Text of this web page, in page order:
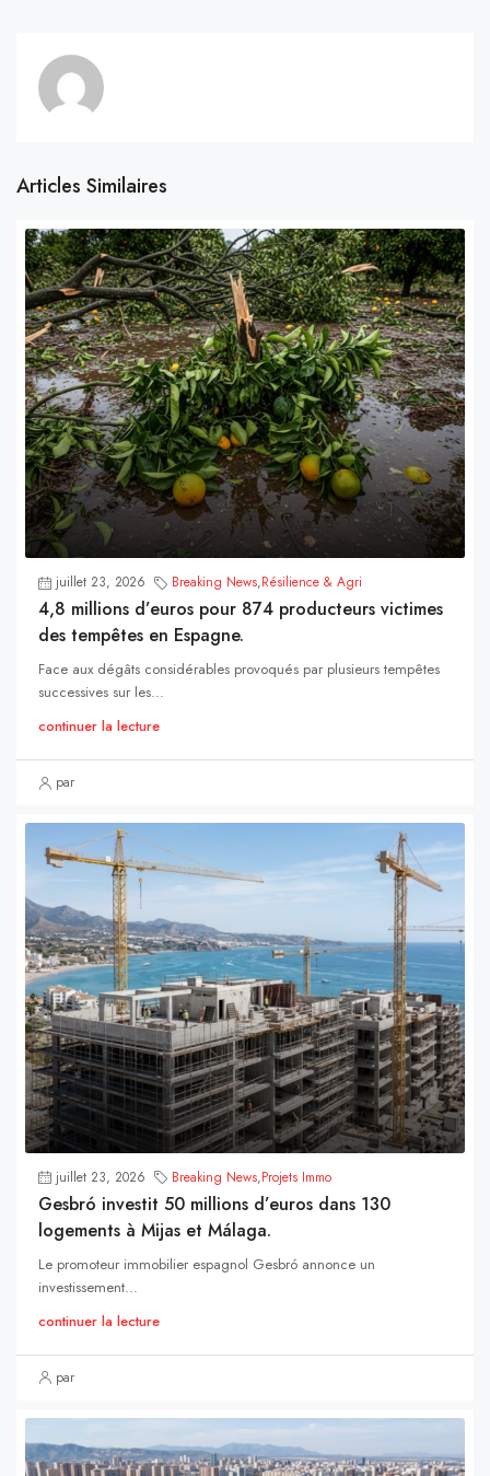
Articles Similaires
juillet 23, 2026 Breaking News,Résilience & Agri
4,8 millions d’euros pour 874 producteurs victimes
des tempêtes en Espagne.
Face aux dégâts considérables provoqués par plusieurs tempêtes
successives sur les...
continuer la lecture
par
juillet 23, 2026 Breaking News,Projets Immo
Gesbró investit 50 millions d’euros dans 130
logements à Mijas et Málaga.
Le promoteur immobilier espagnol Gesbró annonce un
investissement...
continuer la lecture
par